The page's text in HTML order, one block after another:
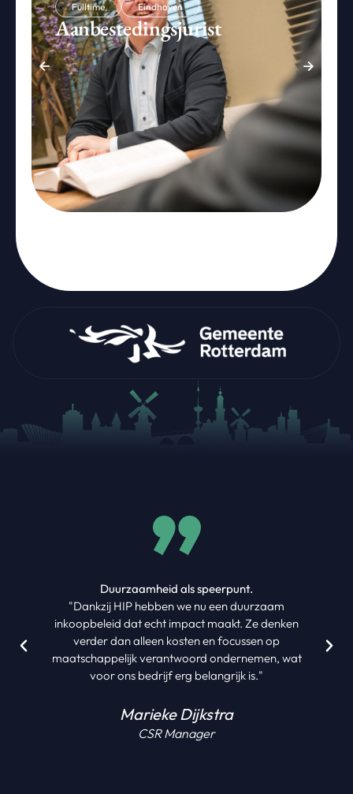
Fulltime Eindhoven
Aanbestedingsjurist
Duurzaamheid als speerpunt.
"Dankzij HIP hebben we nu een duurzaam
inkoopbeleid dat echt impact maakt. Ze denken
verder dan alleen kosten en focussen op
maatschappelijk verantwoord ondernemen, wat
voor ons bedrijf erg belangrijk is."
Marieke Dijkstra
CSR Manager